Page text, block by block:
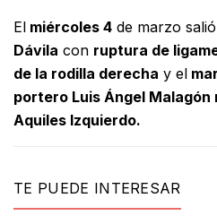
El miércoles 4 de marzo
Dávila con ruptura de
de la rodilla derecha y el
portero Luis Ángel
Aquiles Izquierdo.
TE PUEDE INTERESAR